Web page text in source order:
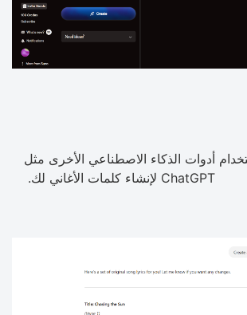
أدوات الذكاء الاصطناعي الأخرى مثل
ChatGPT لإنشاء كلمات الأغاني لك.